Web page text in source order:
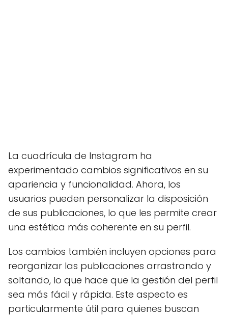
La cuadrícula de Instagram ha
experimentado cambios significativos en su
apariencia y funcionalidad. Ahora, los
usuarios pueden personalizar la disposición
de sus publicaciones, lo que les permite crear
una estética más coherente en su perfil.
Los cambios también incluyen opciones para
reorganizar las publicaciones arrastrando y
soltando, lo que hace que la gestión del perfil
sea más fácil y rápida. Este aspecto es
particularmente útil para quienes buscan